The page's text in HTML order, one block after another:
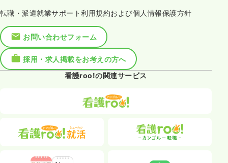
転職・派遣就業サポート利用規約および個人情報保護方針
お問い合わせフォーム
採用・求人掲載をお考えの方へ
看護roo!の関連サービス